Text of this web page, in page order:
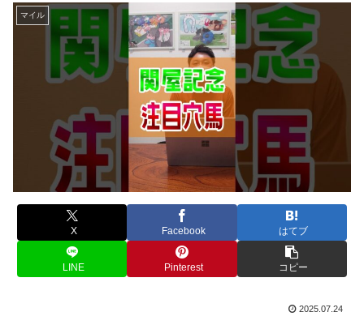
マイル
X Facebook はてブ
LINE Pinterest コピー
2025.07.24